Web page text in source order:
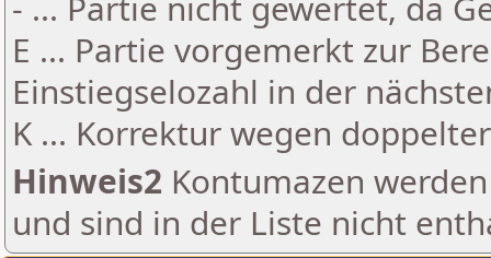
E ... Partie vorgemerkt zur
Einstiegselozahl in der
K ... Korrektur wegen
Hinweis2 Kontumazen
und sind in der Liste nicht